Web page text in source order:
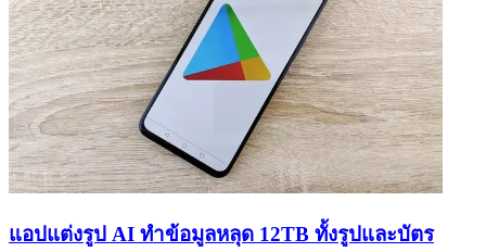
แอปแต่งรูป AI ทำข้อมูลหลุด 12TB ทั้งรูปและบัตร